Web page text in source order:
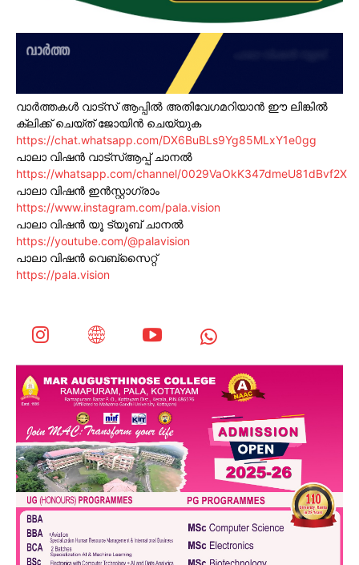
വാർത്തകൾ വാട്സ് ആപ്പിൽ അതിവേഗമറിയാൻ ഈ ലിങ്കിൽ
ക്ലിക്ക് ചെയ്ത് ജോയിൻ ചെയ്യുക
https://chat.whatsapp.com/DX6BuBLs9Yg85MLxY1e0gg
പാലാ വിഷൻ വാട്സ്ആപ്പ് ചാനൽ
https://whatsapp.com/channel/0029VaOkK347dmeU81dBvf2X
പാലാ വിഷൻ ഇൻസ്റ്റാഗ്രാം
https://www.instagram.com/pala.vision
പാലാ വിഷൻ യൂ ട്യൂബ് ചാനൽ
https://youtube.com/@palavision
പാലാ വിഷൻ വെബ്സൈറ്റ്
https://pala.vision